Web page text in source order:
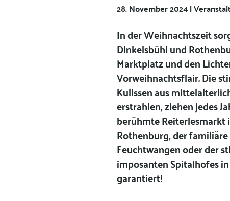
28. November 2024 |
In der Weihnachtszeit
Dinkelsbühl und
Marktplatz und den
Vorweihnachtsflair. Die
Kulissen aus
erstrahlen, ziehen jedes
berühmte Reiterlesmarkt
Rothenburg, der
Feuchtwangen oder der
imposanten Spitalhofes
garantiert!